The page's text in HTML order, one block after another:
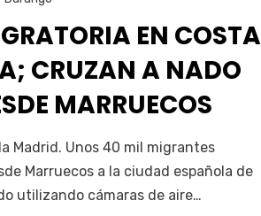
EN COSTA
CRUZAN A NADO
MARRUECOS
Servín
Madrid. Unos 40 mil migrantes
Marruecos a la ciudad española de
utilizando cámaras de aire…